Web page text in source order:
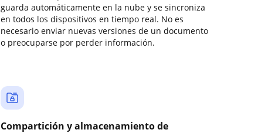
guarda automáticamente en la nube y se sincroniza
en todos los dispositivos en tiempo real. No es
necesario enviar nuevas versiones de un documento
o preocuparse por perder información.
Compartición y almacenamiento de